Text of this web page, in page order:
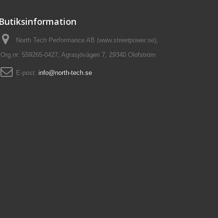
Butiksinformation
North Tech Performance AB (www.streetpower.se),
Org.nr: 559265-0427, Agrasjövägen 7, 29340 Olofström
E-post: info@north-tech.se